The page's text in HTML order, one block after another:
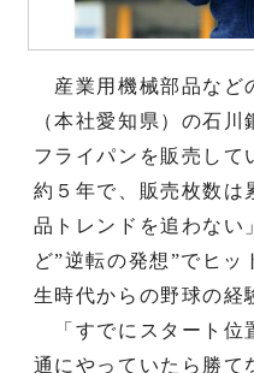
産業用機械部品など
（本社愛知県）の石
フライパンを販売して
約５年で、販売枚数は
品トレンドを追わない
ど”逆転の発想”でヒッ
生時代からの野球の経
「すでにスタート位
通にやっていたら勝て